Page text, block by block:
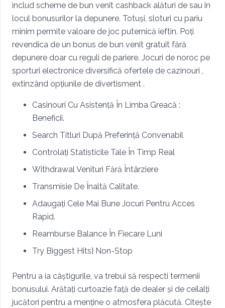
includ scheme de bun venit cashback alături de sau în
locul bonusurilor la depunere. Totuși, sloturi cu pariu
minim permite valoare de joc puternică ieftin. Poți
revendica de un bonus de bun venit gratuit fără
depunere doar cu reguli de pariere. Jocuri de noroc pe
sporturi electronice diversifică ofertele de cazinouri ,
extinzând opțiunile de divertisment .
Casinouri Cu Asistență În Limba Greacă :
Beneficii.
Search Titluri După Preferință Convenabil
Controlați Statisticile Tale În Timp Real
Withdrawal Venituri Fără Întârziere
Transmisie De Înaltă Calitate.
Adaugați Cele Mai Bune Jocuri Pentru Acces
Rapid.
Reamburse Balance În Fiecare Luni
Try Biggest Hits} Non-Stop
Pentru a ia câștigurile, va trebui să respecti termenii
bonusului. Arătați curtoazie față de dealer și de ceilalți
jucători pentru a menține o atmosfera plăcută. Citește